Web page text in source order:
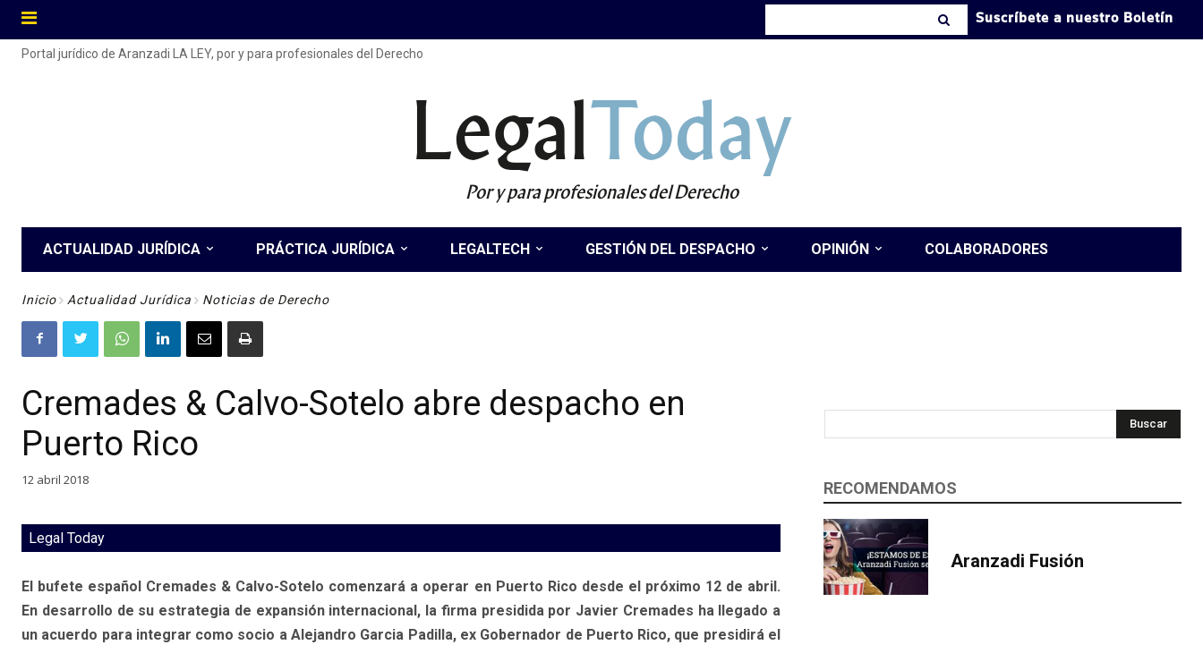
Suscríbete a nuestro Boletín
Portal jurídico de Aranzadi LA LEY, por y para profesionales del Derecho
LegalToday
Por y para profesionales del Derecho
ACTUALIDAD JURÍDICA PRÁCTICA JURÍDICA LEGALTECH GESTIÓN DEL DESPACHO OPINIÓN COLABORADORES
Inicio Actualidad Jurídica Noticias de Derecho
Cremades & Calvo-Sotelo abre despacho en
Puerto Rico
12 abril 2018
Legal Today
El bufete español Cremades & Calvo-Sotelo comenzará a operar en Puerto Rico desde el próximo 12 de abril.
En desarrollo de su estrategia de expansión internacional, la firma presidida por Javier Cremades ha llegado a
un acuerdo para integrar como socio a Alejandro Garcia Padilla, ex Gobernador de Puerto Rico, que presidirá el
Buscar
RECOMENDAMOS
Aranzadi Fusión